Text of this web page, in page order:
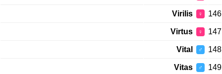
146
♀
Virilis
147
♀
Virtus
148
♂
Vital
149
♂
Vitas